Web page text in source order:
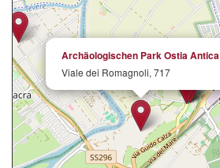
Archäologischen Park Ostia Antica
Viale dei Romagnoli, 717